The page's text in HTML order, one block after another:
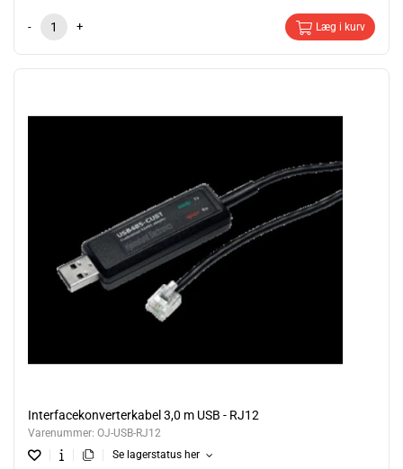
- + Læg i kurv
Interfacekonverterkabel 3,0 m USB - RJ12
Varenummer: OJ-USB-RJ12
Se lagerstatus her